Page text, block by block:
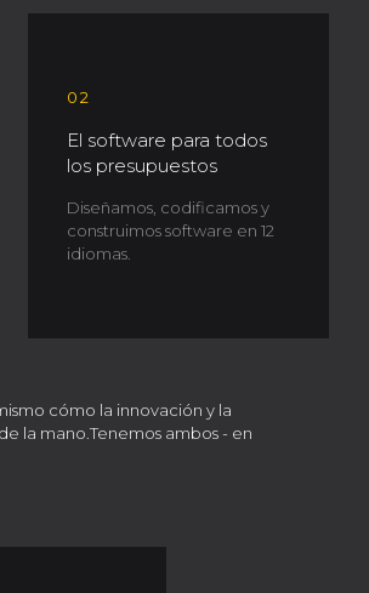
02
El software para todos
los presupuestos
Diseñamos, codificamos y
construimos software en 12
idiomas.
cómo la innovación y la
la mano.Tenemos ambos - en